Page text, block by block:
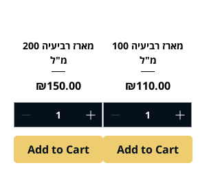
מארז רביעיה 200
מ"ל
Price
₪150.00
Add to Cart
מארז רביעיה 100
מ"ל
Price
₪110.00
Add to Cart